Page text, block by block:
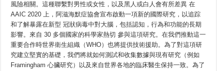
風險相關。這種聯繫對男性或女性，以及黑人或白人會有所差異 在
AAIC 2020 上，阿滋海默症協會宣布啟動一項新的國際研究，以追踪
和了解暴露在新型 冠狀病毒中對大腦，包括認知，行為和功能的長期
影響。來自 30 多個國家的科學家熱切 參與這項研究。在我們推動這一
重要合作時世界衛生組織（WHO）也將提供技術援助。為了對這項研
究建立堅實的基礎，我們將就如何測試和收集數據與現有研究（例如
Framingham 心臟研究）以及來自世界各地的臨床醫生保持一致。為了